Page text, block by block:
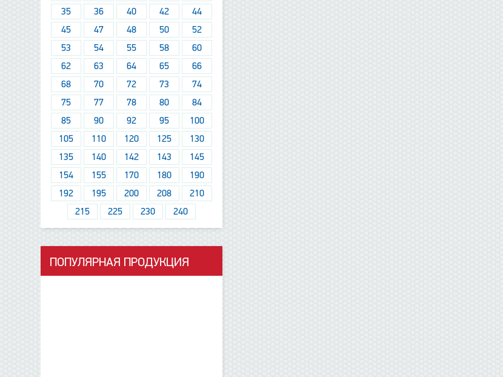
35
36 40 42
44
45
47 48 50
52
53
54 55 58
60
62
63 64 65
66
68
70 72 73
74
75
77 78 80
84
85
90 92 95
100
105
110 120 125
130
135
140 142 143
145
154
155 170 180
190
192
195 200 208
210
215
225 230 240
ПОПУЛЯРНАЯ ПРОДУКЦИЯ